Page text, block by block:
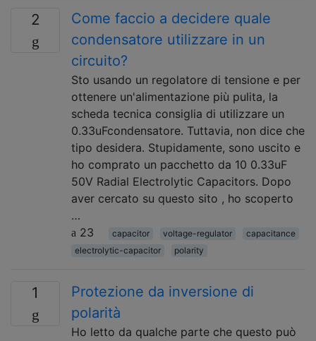
2
Come faccio a decidere quale
condensatore utilizzare in un
circuito?
Sto usando un regolatore di tensione e per
ottenere un'alimentazione più pulita, la
scheda tecnica consiglia di utilizzare un
0.33uFcondensatore. Tuttavia, non dice che
tipo desidera. Stupidamente, sono uscito e
ho comprato un pacchetto da 10 0.33uF
50V Radial Electrolytic Capacitors. Dopo
aver cercato su questo sito , ho scoperto
…
23
capacitor voltage-regulator
capacitance
electrolytic-capacitor
polarity
1
Protezione da inversione di
polarità
Ho letto da qualche parte che questo può